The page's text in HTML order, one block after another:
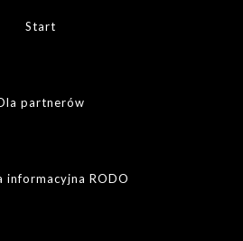
Start
partnerów
informacyjna RODO